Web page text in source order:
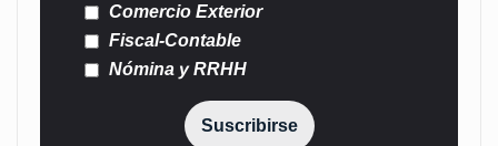
Comercio Exterior
Fiscal-Contable
Nómina y RRHH
Suscribirse